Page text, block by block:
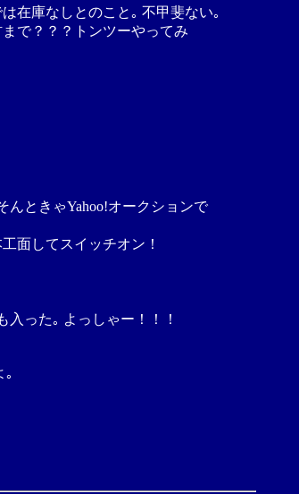
在庫なしとのこと｡ 不甲斐ない｡
で？？？トンツーやってみ
んときゃYahoo!オークションで
面してスイッチオン！
った｡ よっしゃー！！！
｡